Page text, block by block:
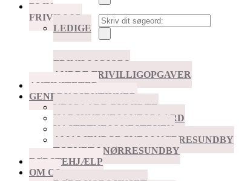
BLIV
FRIVILLIG
LEDIGE
FRIVILLIGJOBS
ANDRE FRIVILLIGOPGAVER
AKTIVITETER
GENBRUGSBUTIKKER
VEJGAARD BYMIDTE
HADSUNDVEJ I VEJGAARD
KASTETVEJ I VESTBYEN
AMALIENBORGVEJ I NØRRESUNDBY
TORVET I NØRRESUNDBY
FØRSTEHJÆLP
OM OS